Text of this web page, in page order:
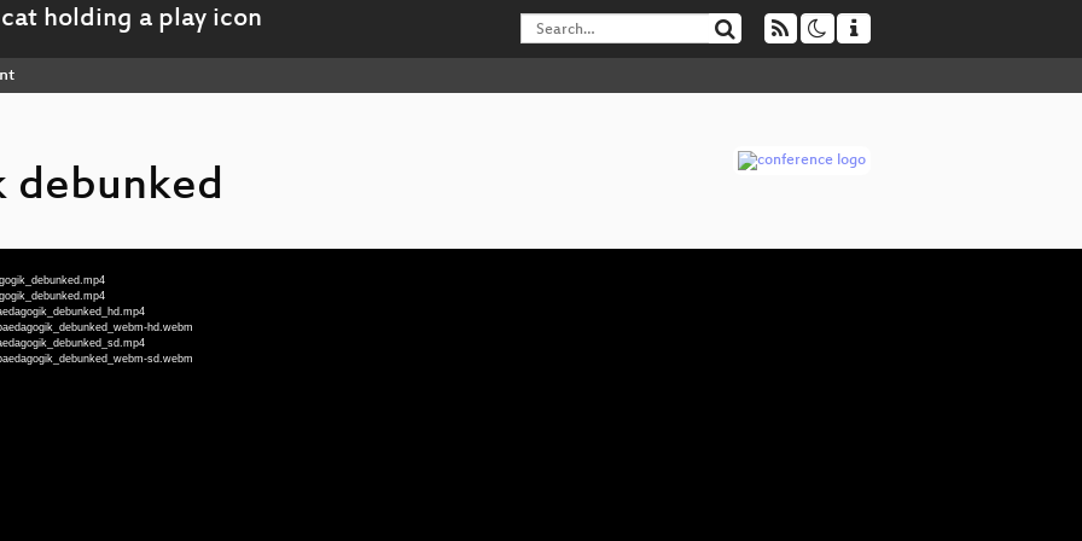
debunked
hd.webm
sd.webm